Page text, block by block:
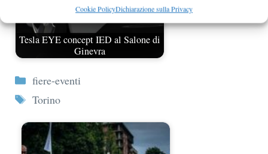
Cookie PolicyDichiarazione sulla Privacy
Tesla EYE concept IED al Salone di
Ginevra
Categorie
fiere-eventi
Tag
Torino